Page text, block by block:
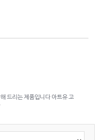
드리는 제품입니다 아트유 고